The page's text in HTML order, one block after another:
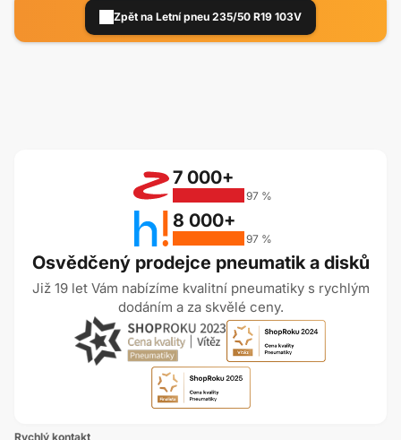
Zpět na Letní pneu 235/50 R19 103V
Osvědčený prodejce pneumatik a disků
Již 19 let Vám nabízíme kvalitní pneumatiky s rychlým
dodáním a za skvělé ceny.
7 000+
97 %
8 000+
97 %
Rychlý kontakt